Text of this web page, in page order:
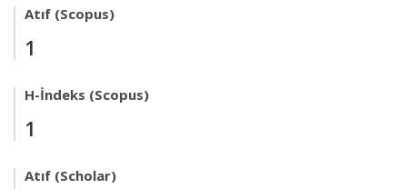
Atıf (Scopus)
1
H-İndeks (Scopus)
1
Atıf (Scholar)